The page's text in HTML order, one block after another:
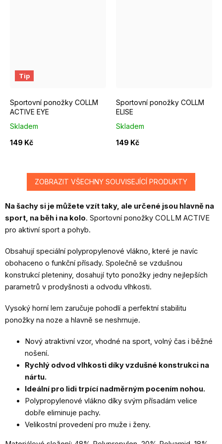
Tip
Sportovní ponožky COLLM
ACTIVE EYE
Skladem
149 Kč
EUR 37 - 39
Sportovní ponožky COLLM
ELISE
Skladem
149 Kč
ZOBRAZIT VŠECHNY SOUVISEJÍCÍ PRODUKTY
Na šachy si je můžete vzít taky, ale určené jsou hlavně na
sport, na běh i na kolo. Sportovní ponožky COLLM ACTIVE
pro aktivní sport a pohyb.
Obsahují speciální polypropylenové vlákno, které je navíc
obohaceno o funkční přísady. Společně se vzdušnou
konstrukcí pleteniny, dosahují tyto ponožky jedny nejlepších
parametrů v prodyšnosti a odvodu vlhkosti.
Vysoký horní lem zaručuje pohodlí a perfektní stabilitu
ponožky na noze a hlavně se neshrnuje.
Nový atraktivní vzor, vhodné na sport, volný čas i běžné
nošení.
Rychlý odvod vlhkosti díky vzdušné konstrukci na
nártu.
Ideální pro lidi trpící nadměrným pocením nohou.
Polypropylenové vlákno díky svým přísadám velice
dobře eliminuje pachy.
Velikostní provedení pro muže i ženy.